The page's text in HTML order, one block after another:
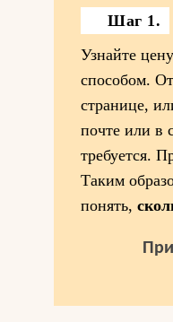
Шаг 1.
Узнайте
способом.
странице,
почте или в
требуется.
Таким
понять,